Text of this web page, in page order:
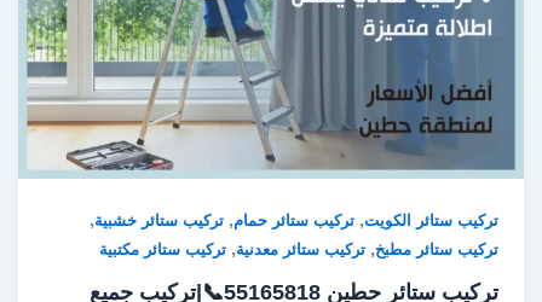
تركيب ستائر الكويت,تركيب ستائر حمام,تركيب ستائر خشبية,
تركيب ستائر مطبخ,تركيب ستائر معدنية,تركيب ستائر مكتبية
تركيب ستائر حطين 55165818📞|تركيب جميع